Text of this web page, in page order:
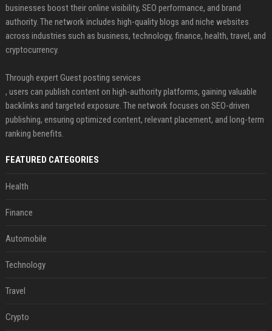
businesses boost their online visibility, SEO performance, and brand
authority. The network includes high-quality blogs and niche websites
across industries such as business, technology, finance, health, travel, and
cryptocurrency.
Through expert Guest posting services
, users can publish content on high-authority platforms, gaining valuable
backlinks and targeted exposure. The network focuses on SEO-driven
publishing, ensuring optimized content, relevant placement, and long-term
ranking benefits.
FEATURED CATEGORIES
Health
Finance
Automobile
Technology
Travel
Crypto